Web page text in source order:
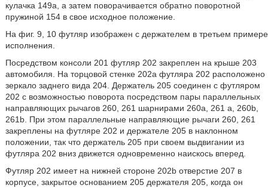
кулачка 149a, а затем поворачивается обратно поворотной
пружиной 154 в свое исходное положение.
На фиг. 9, 10 футляр изображен с держателем в третьем примере
исполнения.
Посредством консоли 201 футляр 202 закреплен на крыше 203
автомобиля. На торцовой стенке 202a футляра 202 расположено
зеркало заднего вида 204. Держатель 205 соединен с футляром
202 с возможностью поворота посредством пары параллельных
направляющих рычагов 260, 261 шарнирами 260a, 261 a, 260b,
261b. При этом параллельные направляющие рычаги 260, 261
закреплены на футляре 202 и держателе 205 в наклонном
положении, так что держатель 205 при своем выдвигании из
футляра 202 вниз движется одновременно наискось вперед.
Футляр 202 имеет на нижней стороне 202b отверстие 207 в
корпусе, закрытое основанием 205 держателя 205, когда он